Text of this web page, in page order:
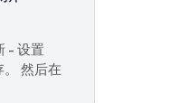
- 设置
然后在